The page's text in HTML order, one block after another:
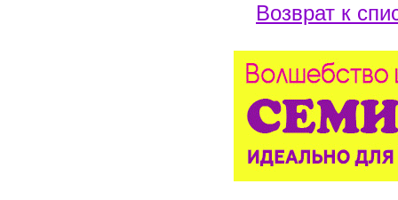
Возврат к